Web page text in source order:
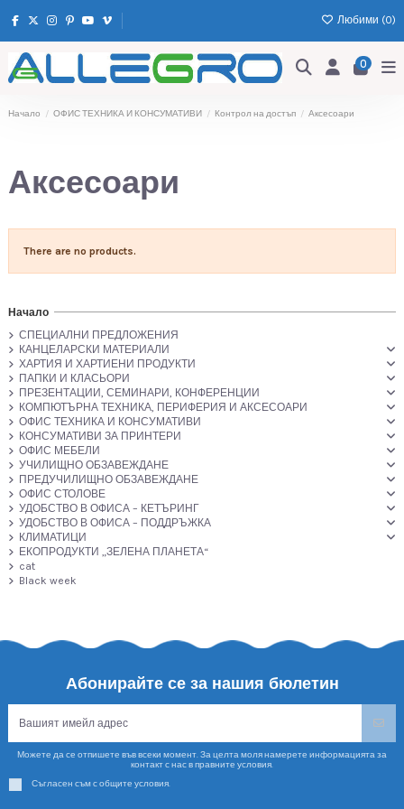
Любими (0)
0
Начало ОФИС ТЕХНИКА И КОНСУМАТИВИ Контрол на достъп Аксесоари
Аксесоари
There are no products.
Начало
СПЕЦИАЛНИ ПРЕДЛОЖЕНИЯ
КАНЦЕЛАРСКИ МАТЕРИАЛИ
ХАРТИЯ И ХАРТИЕНИ ПРОДУКТИ
ПАПКИ И КЛАСЬОРИ
ПРЕЗЕНТАЦИИ, СЕМИНАРИ, КОНФЕРЕНЦИИ
КОМПЮТЪРНА ТЕХНИКА, ПЕРИФЕРИЯ И АКСЕСОАРИ
ОФИС ТЕХНИКА И КОНСУМАТИВИ
КОНСУМАТИВИ ЗА ПРИНТЕРИ
ОФИС МЕБЕЛИ
УЧИЛИЩНО ОБЗАВЕЖДАНЕ
ПРЕДУЧИЛИЩНО ОБЗАВЕЖДАНЕ
ОФИС СТОЛОВЕ
УДОБСТВО В ОФИСА – КЕТЪРИНГ
УДОБСТВО В ОФИСА – ПОДДРЪЖКА
КЛИМАТИЦИ
ЕКОПРОДУКТИ „ЗЕЛЕНА ПЛАНЕТА“
cat
Black week
Абонирайте се за нашия бюлетин
Можете да се отпишете във всеки момент. За целта моля намерете информацията за
контакт с нас в правните условия.
Съгласен съм с общите условия.